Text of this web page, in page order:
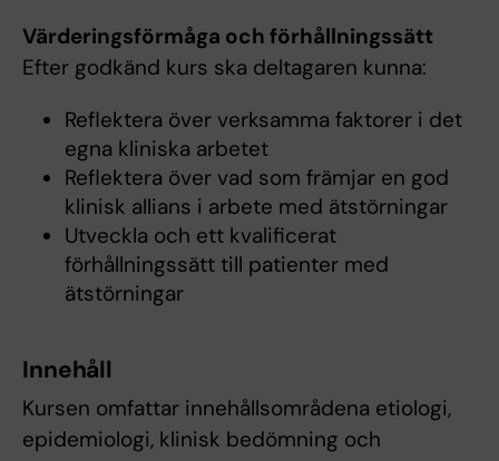
Värderingsförmåga och förhållningssätt
Efter godkänd kurs ska deltagaren kunna:
Reflektera över verksamma faktorer i det
egna kliniska arbetet
Reflektera över vad som främjar en god
klinisk allians i arbete med ätstörningar
Utveckla och ett kvalificerat
förhållningssätt till patienter med
ätstörningar
Innehåll
Kursen omfattar innehållsområdena etiologi,
epidemiologi, klinisk bedömning och